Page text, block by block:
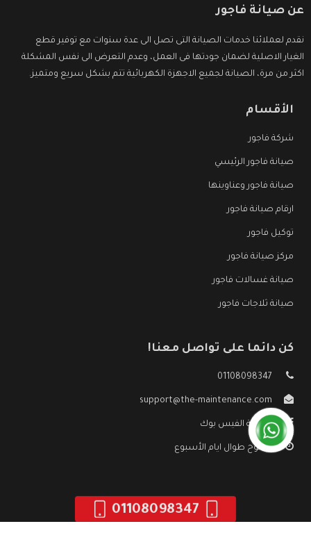
عن صيانة فاجور
نقدم لعملائنا خدمات الصيانة التى تصل الى عدة سنوات مع توفير قطع
الغيار الاصلية لضمان جودتها فى العمل، وعدم التعرض الى نفس المشكلة
اكثر من مرة، الصيانة لجميع الاجهزة الكهربائية تتم بشكل سريع ومتميز.
الأقسام
شركة فاجور
صيانة فاجور الرئيسي
صيانة فاجور وعناوينها
ارقام صيانة فاجور
توكيل فاجور
مركز صيانة فاجور
صيانة غسالات فاجور
صيانة ثلاجات فاجور
كن دائما على تواصل معنا!
01108098347
support@the-maintenance.com
صفحة الفيس بوك
مفتوح طوال ايام الأسبوع
01108098347